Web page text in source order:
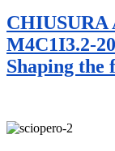
CHIUSURA
M4C1I3.2-
Shaping the